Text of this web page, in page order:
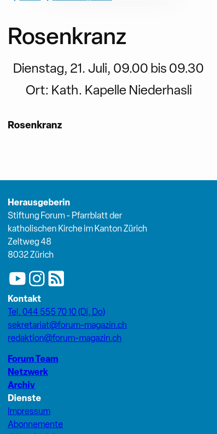
Rosenkranz
Dienstag, 21. Juli, 09.00 bis 09.30
Ort: Kath. Kapelle Niederhasli
Rosenkranz
Herausgeberin
Stiftung Forum - Pfarrblatt der
katholischen Kirche im Kanton Zürich
Zeltweg 48
8032 Zürich
Kontakt
Tel. 044 555 70 10 (Di, Do)
sekretariat@forum-magazin.ch
redaktion@forum-magazin.ch
Forum Team
Netzwerk
Archiv
Dienste
Impressum
Abonnemente